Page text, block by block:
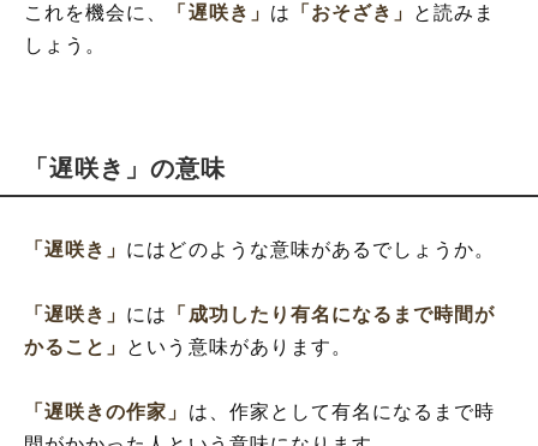
これを機会に、 「遅咲き」 は 「おそざき」
と読みま
しょう。
「遅咲き」の意味
「遅咲き」 にはどのような意味があるでしょうか。
「遅咲き」 には
「成功したり有名になるまで時間が
かること」 という意味があります。
「遅咲きの作家」 は、作家として有名になるまで時